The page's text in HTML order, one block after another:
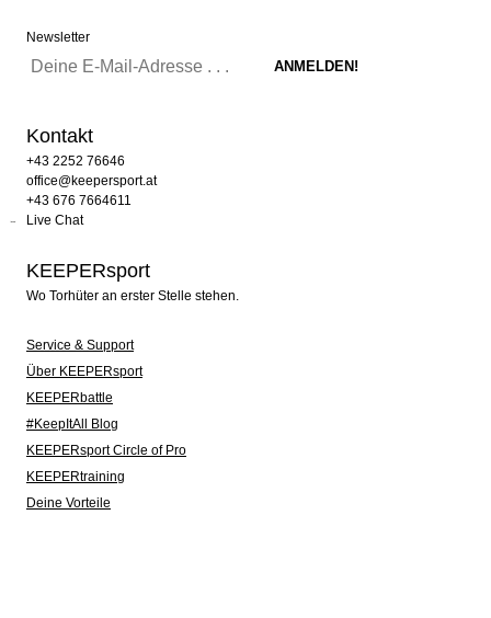
Newsletter
Kontakt
+43 2252 76646
office@keepersport.at
+43 676 7664611
Live Chat
KEEPERsport
Wo Torhüter an erster Stelle stehen.
Service & Support
Über KEEPERsport
KEEPERbattle
#KeepItAll Blog
KEEPERsport Circle of Pro
KEEPERtraining
Deine Vorteile